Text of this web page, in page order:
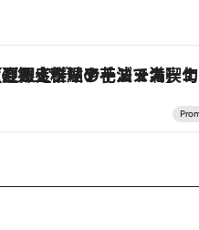
【夏限定ディナーコース】旬を迎える稚鮎や花ズッキーニなどをイタリア・トスカーナの郷土料理の手法で満喫！